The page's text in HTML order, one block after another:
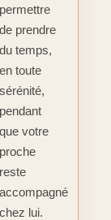
permettre
de prendre
du temps,
en toute
sérénité,
pendant
que votre
proche
reste
accompagné
chez lui.